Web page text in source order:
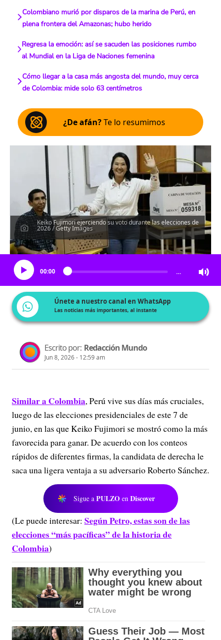
Colombiano murió por disparos de la marina de Perú, en
plena frontera del Amazonas; hubo herido
Regresa la emoción: así se sacuden las posiciones rumbo
al Mundial en la Liga de Naciones femenina
Cómo llegar a la casa más angosta del mundo, muy cerca
de Colombia: mide solo 63 centímetros
¿De afán?Te lo resumimos
Keiko Fujimori ejerciendo su voto durante las elecciones de
2026 / Getty Images
Escucha el artículo
00:00 …
Únete a nuestro canal en WhatsApp
Las noticias más importantes, al instante
Escrito por: Redacción Mundo
Jun 8, 2026 - 12:59 am
Similar a Colombia, Perú vive sus días más cruciales,
luego de las elecciones presidenciales de este 7 de
junio, en las que Keiko Fujimori se mostró como la más
favorecida para ganar. De acuerdo con los conteos
rápidos de diferentes firmas, la candidata de derecha le
saca una ligera ventaja a su adversario Roberto Sánchez.
Sigue a PULZO en Discover
(Le puede interesar: Según Petro, estas son de las
elecciones “más pacíficas” de la historia de
Colombia)